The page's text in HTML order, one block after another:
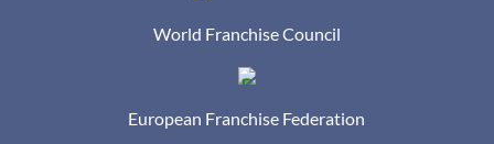
World Franchise Council
European Franchise Federation